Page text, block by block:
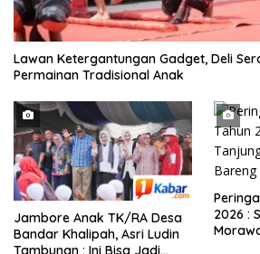
Lawan Ketergantungan Gadget, Deli
Permainan Tradisional Anak
Jambore Anak TK/RA Desa
Bandar Khalipah, Asri Ludin
Tambunan : Ini Bisa Jadi
2026 :